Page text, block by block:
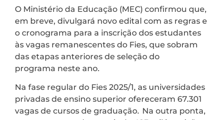
O Ministério da Educação (MEC) confirmou que,
em breve, divulgará novo edital com as regras e
o cronograma para a inscrição dos estudantes
às vagas remanescentes do Fies, que sobram
das etapas anteriores de seleção do
programa neste ano.
Na fase regular do Fies 2025/1, as universidades
privadas de ensino superior ofereceram 67.301
vagas de cursos de graduação. Na outra ponta,